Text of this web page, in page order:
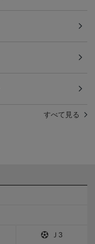
すべて見る
Ｊ3